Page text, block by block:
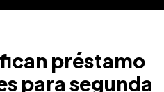
préstamo
para segunda